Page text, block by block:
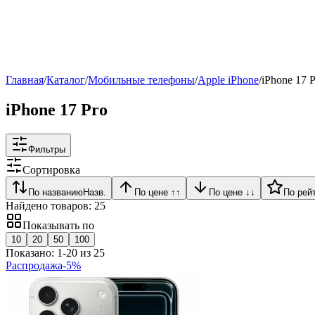
Главная/Каталог/Мобильные телефоны/Apple iPhone/iPhone 17
iPhone 17 Pro
Фильтры
Сортировка
По названиюНазв. По цене ↑ ↑ По цене ↓ ↓ По
Найдено товаров: 25
Показывать по
10 20 50 100
Показано: 1-20 из 25
Распродажа-5%